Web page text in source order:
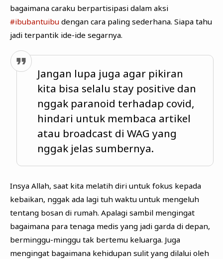
bagaimana caraku berpartisipasi dalam aksi
#ibubantuibudengan cara paling sederhana. Siapa tahu
jadi terpantik ide-ide segarnya.
Jangan lupa juga agar pikiran
kita bisa selalu stay positive dan
nggak paranoid terhadap covid,
hindari untuk membaca artikel
atau broadcast di WAG yang
nggak jelas sumbernya.
Insya Allah, saat kita melatih diri untuk fokus kepada
kebaikan, nggak ada lagi tuh waktu untuk mengeluh
tentang bosan di rumah. Apalagi sambil mengingat
bagaimana para tenaga medis yang jadi garda di depan,
berminggu-minggu tak bertemu keluarga. Juga
mengingat bagaimana kehidupan sulit yang dilalui oleh